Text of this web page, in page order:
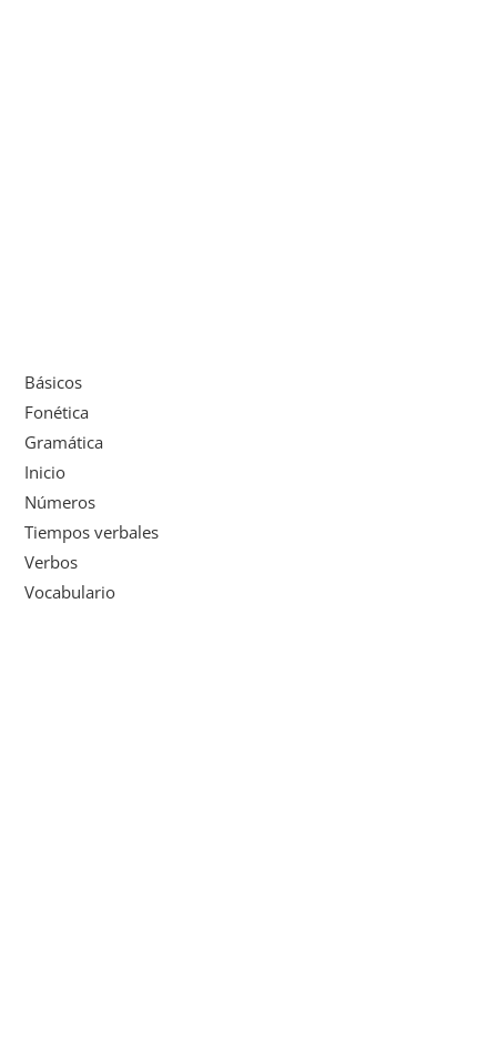
Básicos
Fonética
Gramática
Inicio
Números
Tiempos verbales
Verbos
Vocabulario